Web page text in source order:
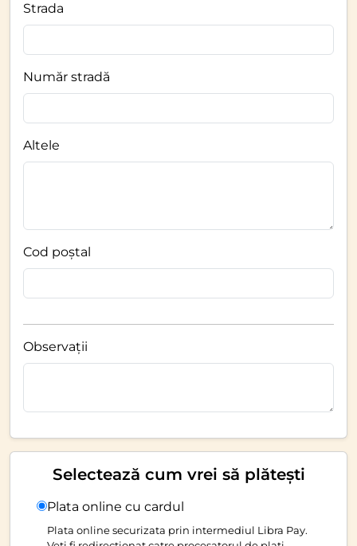
Strada
Număr stradă
Altele
Cod poștal
Observații
Selectează cum vrei să plătești
Plata online cu cardul
Plata online securizata prin intermediul Libra Pay.